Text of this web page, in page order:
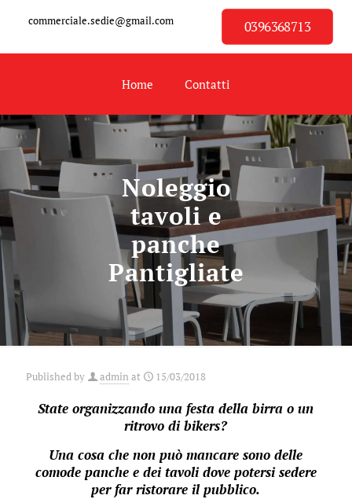
commerciale.sedie@gmail.com 0396368713
Home Contatti
Noleggio
tavoli e
panche
Pantigliate
Published by admin at 15/03/2018
State organizzando una festa della birra o un
ritrovo di bikers?
Una cosa che non può mancare sono delle
comode panche e dei tavoli dove potersi sedere
per far ristorare il pubblico.